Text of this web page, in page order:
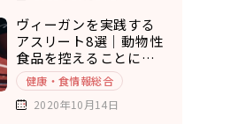
ヴィーガンを実践する
アスリート8選｜動物性
食品を控えることにメ
リットを実感
健康・食情報総合
2020年10月14日